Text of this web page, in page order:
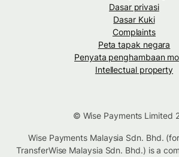
Dasar privasi
Dasar Kuki
Complaints
Peta tapak negara
Penyata penghambaan
Intellectual property
© Wise Payments Limited
Wise Payments Malaysia Sdn. Bhd.
TransferWise Malaysia Sdn. Bhd.) is a